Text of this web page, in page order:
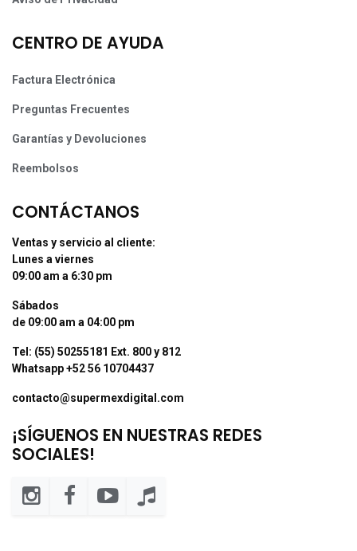
CENTRO DE AYUDA
Factura Electrónica
Preguntas Frecuentes
Garantías y Devoluciones
Reembolsos
CONTÁCTANOS
Ventas y servicio al cliente:
Lunes a viernes
09:00 am a 6:30 pm
Sábados
de 09:00 am a 04:00 pm
Tel: (55) 50255181 Ext. 800 y 812
Whatsapp +52 56 10704437
contacto@supermexdigital.com
¡SÍGUENOS EN NUESTRAS REDES
SOCIALES!